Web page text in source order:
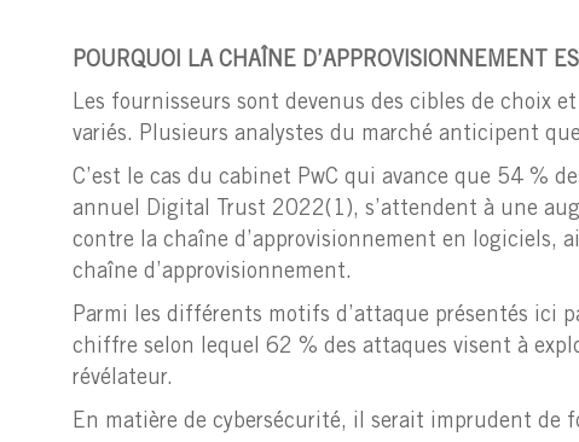
POURQUOI LA CHAÎNE D’APPROVISIONNEMENT
Les fournisseurs sont devenus des cibles de choix
variés. Plusieurs analystes du marché anticipent
C’est le cas du cabinet PwC qui avance que 54 %
annuel Digital Trust 2022(1), s’attendent à une
contre la chaîne d’approvisionnement en logiciels,
chaîne d’approvisionnement.
Parmi les différents motifs d’attaque présentés ici
chiffre selon lequel 62 % des attaques visent à
révélateur.
En matière de cybersécurité, il serait imprudent de